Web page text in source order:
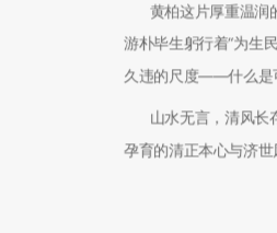
黄柏这片厚重温润
游朴毕生躬行着“为生
久违的尺度——什么是
山水无言，清风长
孕育的清正本心与济世